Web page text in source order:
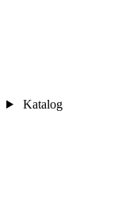
Katalog